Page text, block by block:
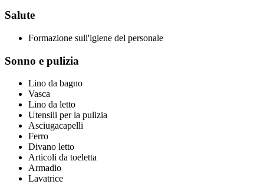
Salute
Formazione sull'igiene del personale
Sonno e pulizia
Lino da bagno
Vasca
Lino da letto
Utensili per la pulizia
Asciugacapelli
Ferro
Divano letto
Articoli da toeletta
Armadio
Lavatrice